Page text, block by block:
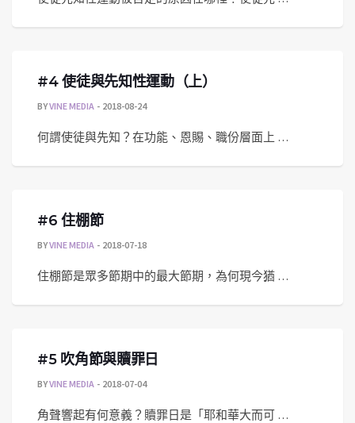
#4 使徒與先知性運動（上）
BYVINE MEDIA 2018-08-24
何謂使徒與先知？在功能、恩賜、職份層面上 …
#6 住棚節
BYVINE MEDIA 2018-07-18
住棚節是眾多節期中的最大節期，為何現今猶 …
#5 吹角節與贖罪日
BYVINE MEDIA 2018-07-04
角聲響起有何意義？贖罪日是「耶和華大而可 …